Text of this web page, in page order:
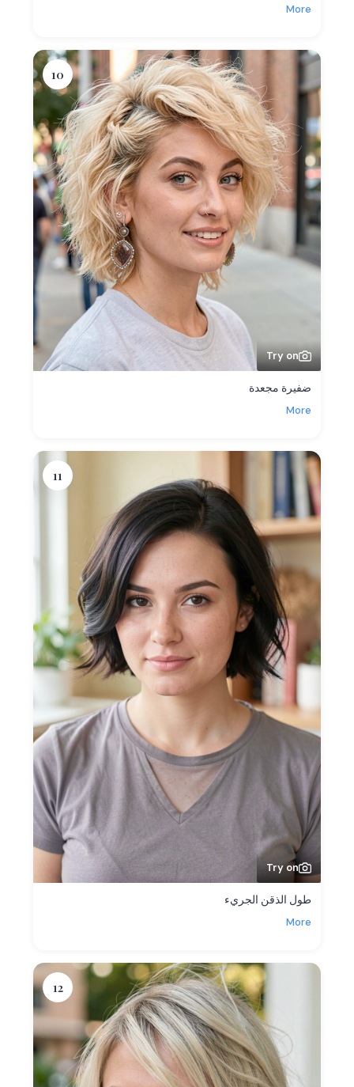
More
10
Try on
ضفيرة مجعدة
More
11
Try on
طول الذقن الجريء
More
12